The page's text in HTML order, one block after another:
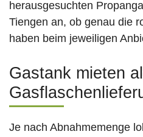
herausgesuchten
Tiengen an, ob genau die
haben beim jeweiligen
Gastank mieten
Je nach Abnahmemenge